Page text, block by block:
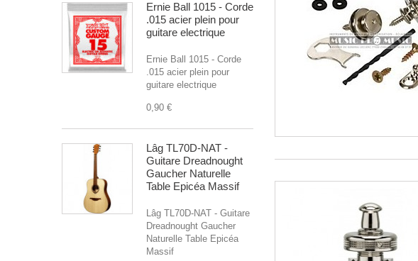
Ernie Ball 1015 - Corde
.015 acier plein pour
guitare electrique
Ernie Ball 1015 - Corde
.015 acier plein pour
guitare electrique
0,90 €
Lâg TL70D-NAT -
Guitare Dreadnought
Gaucher Naturelle
Table Epicéa Massif
Lâg TL70D-NAT - Guitare
Dreadnought Gaucher
Naturelle Table Epicéa
Massif